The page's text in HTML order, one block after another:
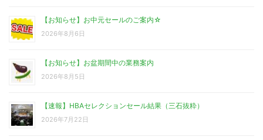
【お知らせ】お中元セールのご案内☆
2026年8月6日
【お知らせ】お盆期間中の業務案内
2026年8月5日
【速報】HBAセレクションセール結果（三石抜粋）
2026年7月22日